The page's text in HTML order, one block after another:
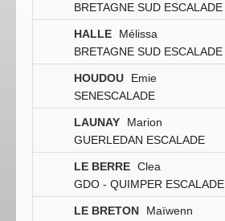
BRETAGNE SUD ESCALADE
HALLE
Mélissa
BRETAGNE SUD ESCALADE
HOUDOU
Emie
SENESCALADE
LAUNAY
Marion
GUERLEDAN ESCALADE
LE BERRE Clea
GDO - QUIMPER ESCALADE
LE BRETON
Maïwenn